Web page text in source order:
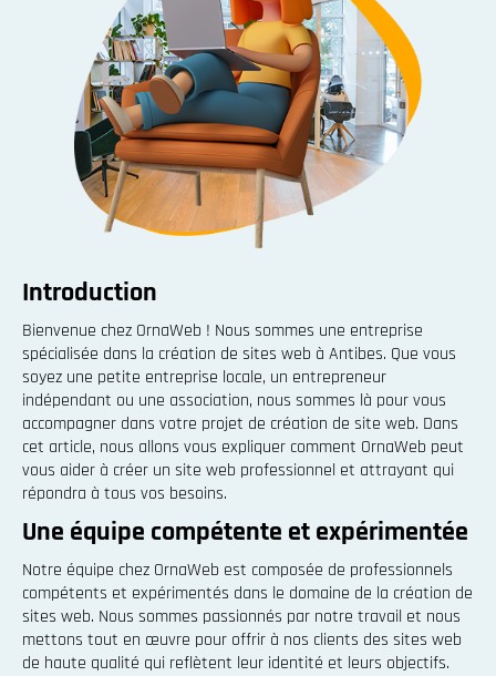
Introduction
Bienvenue chez OrnaWeb ! Nous sommes une entreprise
spécialisée dans la création de sites web à Antibes. Que vous
soyez une petite entreprise locale, un entrepreneur
indépendant ou une association, nous sommes là pour vous
accompagner dans votre projet de création de site web. Dans
cet article, nous allons vous expliquer comment OrnaWeb peut
vous aider à créer un site web professionnel et attrayant qui
répondra à tous vos besoins.
Une équipe compétente et expérimentée
Notre équipe chez OrnaWeb est composée de professionnels
compétents et expérimentés dans le domaine de la création de
sites web. Nous sommes passionnés par notre travail et nous
mettons tout en œuvre pour offrir à nos clients des sites web
de haute qualité qui reflètent leur identité et leurs objectifs.